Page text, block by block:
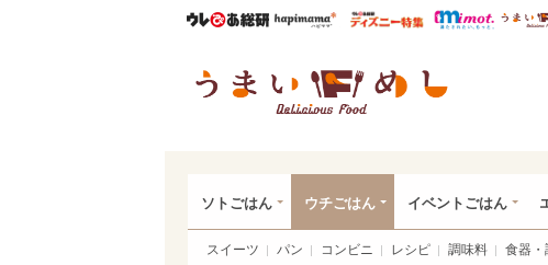
ウレぴあ総研ハピママ* ウレぴあ総研
mimot.
ソトごはん ウチごはん イベントごはん
スイーツ パン コンビニ レシピ 調味料 食器・